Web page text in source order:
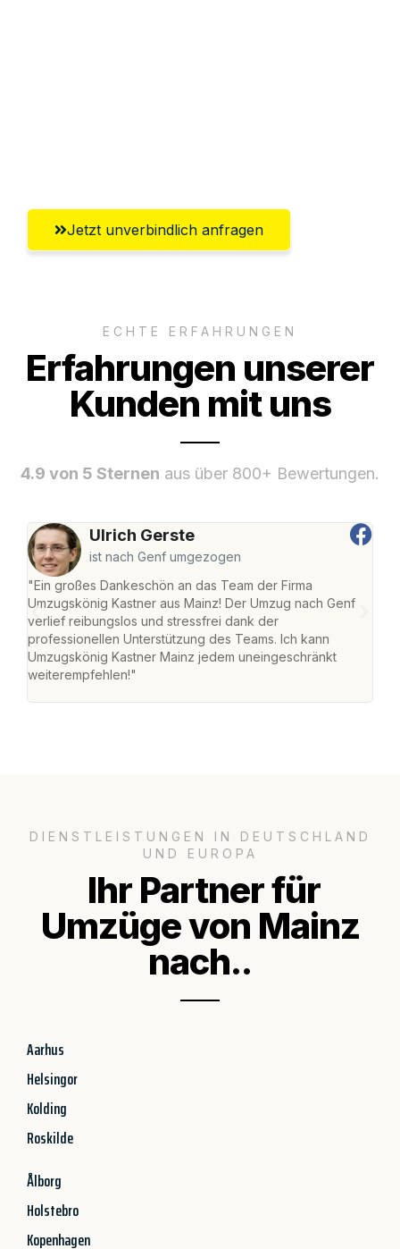
Jetzt unverbindlich anfragen
ECHTE ERFAHRUNGEN
Erfahrungen unserer
Kunden mit uns
4.9 von 5 Sternen aus über 800+ Bewertungen.
Ulrich Gerste
ist nach Genf umgezogen
"Ein großes Dankeschön an das Team der Firma
Umzugskönig Kastner aus Mainz! Der Umzug nach Genf
verlief reibungslos und stressfrei dank der
professionellen Unterstützung des Teams. Ich kann
Umzugskönig Kastner Mainz jedem uneingeschränkt
weiterempfehlen!"
DIENSTLEISTUNGEN IN DEUTSCHLAND
UND EUROPA
Ihr Partner für
Umzüge von Mainz
nach..
Aarhus
Helsingor
Kolding
Roskilde
Ålborg
Holstebro
Kopenhagen